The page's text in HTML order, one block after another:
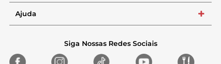
Ajuda +
Siga Nossas Redes Sociais